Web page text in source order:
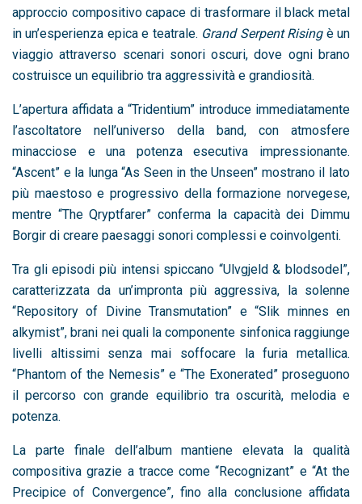
approccio compositivo capace di trasformare il black metal
in un’esperienza epica e teatrale. Grand Serpent Risingè un
viaggio attraverso scenari sonori oscuri, dove ogni brano
costruisce un equilibrio tra aggressività e grandiosità.
L’apertura affidata a “Tridentium” introduce immediatamente
l’ascoltatore nell’universo della band, con atmosfere
minacciose e una potenza esecutiva impressionante.
“Ascent” e la lunga “As Seen in the Unseen” mostrano il lato
più maestoso e progressivo della formazione norvegese,
mentre “The Qryptfarer” conferma la capacità dei Dimmu
Borgir di creare paesaggi sonori complessi e coinvolgenti.
Tra gli episodi più intensi spiccano “Ulvgjeld & blodsodel”,
caratterizzata da un’impronta più aggressiva, la solenne
“Repository of Divine Transmutation” e “Slik minnes en
alkymist”, brani nei quali la componente sinfonica raggiunge
livelli altissimi senza mai soffocare la furia metallica.
“Phantom of the Nemesis” e “The Exonerated” proseguono
il percorso con grande equilibrio tra oscurità, melodia e
potenza.
La parte finale dell’album mantiene elevata la qualità
compositiva grazie a tracce come “Recognizant” e “At the
Precipice of Convergence”, fino alla conclusione affidata